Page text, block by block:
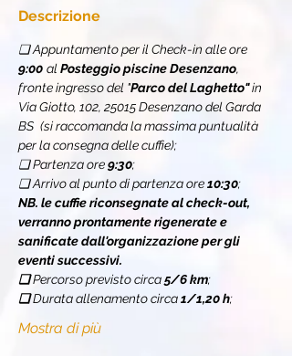
Descrizione
❏ Appuntamento per il Check-in alle ore
9:00 al Posteggio piscine Desenzano,
fronte ingresso del "Parco del Laghetto" in
Via Giotto, 102, 25015 Desenzano del Garda
BS (si raccomanda la massima puntualità
per la consegna delle cuffie);
❏ Partenza ore 9:30;
❏ Arrivo al punto di partenza ore 10:30;
NB. le cuffie riconsegnate al check-out,
verranno prontamente rigenerate e
sanificate dall'organizzazione per gli
eventi successivi.
❏ Percorso previsto circa 5/6 km;
❏ Durata allenamento circa 1/1,20 h;
Mostra di più